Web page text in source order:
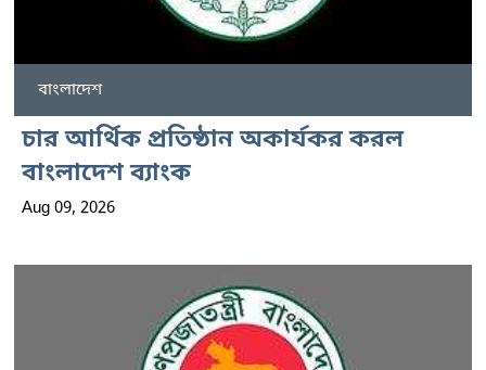
বাংলাদেশ
চার আর্থিক প্রতিষ্ঠান অকার্যকর করল
বাংলাদেশ ব্যাংক
Aug 09, 2026